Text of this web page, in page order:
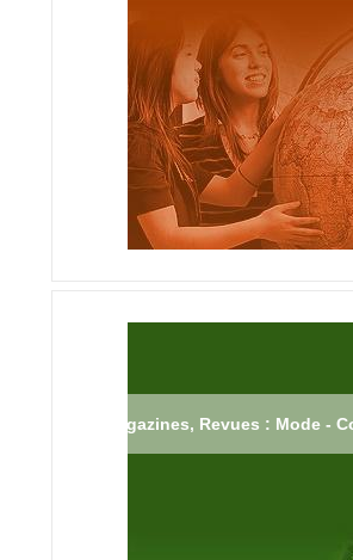
Magazines, Revues : Mode -